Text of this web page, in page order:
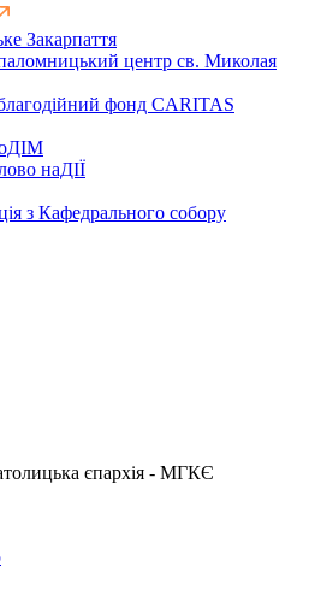
Закарпаття
центр св. Миколая
фонд CARITAS
наДІЇ
з Кафедрального собору
єпархія - МГКЄ